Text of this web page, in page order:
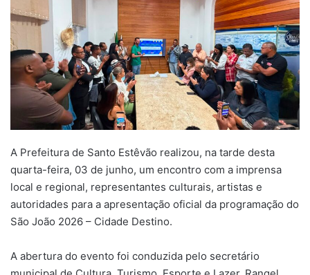
A Prefeitura de Santo Estêvão realizou, na tarde desta
quarta-feira, 03 de junho, um encontro com a imprensa
local e regional, representantes culturais, artistas e
autoridades para a apresentação oficial da programação do
São João 2026 – Cidade Destino.
A abertura do evento foi conduzida pelo secretário